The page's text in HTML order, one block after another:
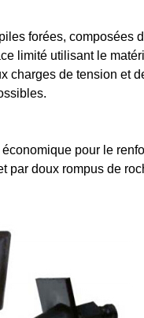
forées, composées
limité utilisant le
charges de tension et
pour le
par doux rompus de